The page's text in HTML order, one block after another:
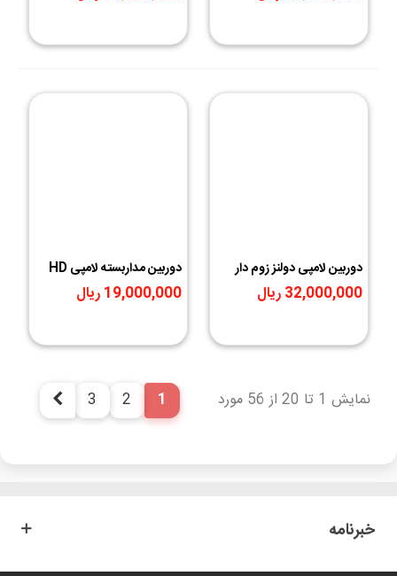
دوربین لامپی دولنز زوم دار
32,000,000 ریال
دوربین مداربسته لامپی HD
19,000,000 ریال
نمایش 1 تا 20 از 56 مورد 1
2
3 بعدی
خبرنامه